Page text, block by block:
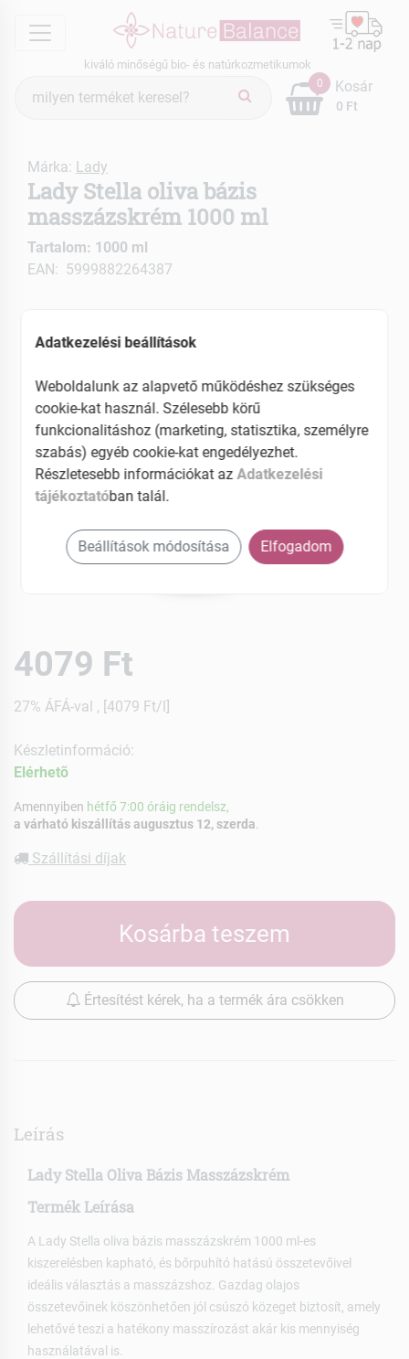
menu
kiváló minőségű bio- és natúrkozmetikumok
keresés
0
0 Ft
Kosár
Márka: Lady
Lady Stella oliva bázis
masszázskrém 1000 ml
Tartalom: 1000 ml
EAN: 5999882264387
4079 Ft
27% ÁFÁ-val , [4079 Ft/l]
Készletinformáció:
Elérhetõ
Amennyiben hétfő 7:00 óráig rendelsz,
a várható kiszállítás augusztus 12, szerda
Szállítási díjak
Kosárba teszem
Értesítést kérek, ha a termék ára csökken
Leírás
Lady Stella Oliva Bázis Masszázskrém
Termék Leírása
A Lady Stella oliva bázis masszázskrém 1000 ml-es
kiszerelésben kapható, és bőrpuhító hatású összetevőivel
ideális választás a masszázshoz. Gazdag olajos
összetevőinek köszönhetően jól csúszó közeget biztosít, amely
lehetővé teszi a hatékony masszírozást akár kis mennyiség
használatával is.
Adatkezelési beállítások
Weboldalunk az alapvető működéshez szükséges
cookie-kat használ. Szélesebb körű
funkcionalitáshoz (marketing, statisztika, személyre
szabás) egyéb cookie-kat engedélyezhet.
Részletesebb információkat azAdatkezelési
tájékoztatóban talál.
Beállítások módosítása Elfogadom